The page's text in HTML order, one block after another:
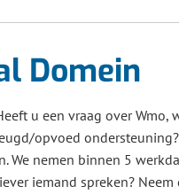
Domein
u een vraag over Wmo,
opvoed
We nemen binnen 5
iemand spreken?